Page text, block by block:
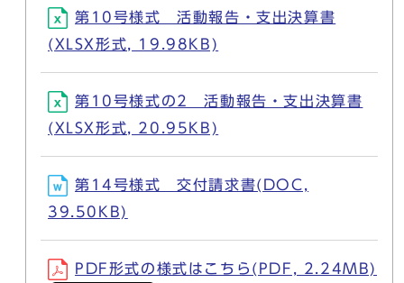
第10号様式 活動報告・支出決算書
(XLSX形式, 19.98KB)
第10号様式の2 活動報告・支出決算書
(XLSX形式, 20.95KB)
第14号様式 交付請求書(DOC,
39.50KB)
PDF形式の様式はこちら(PDF, 2.24MB)